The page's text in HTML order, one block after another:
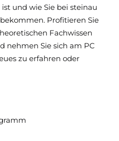
und wie Sie bei steinau
Profitieren Sie
Fachwissen
nehmen Sie sich am PC
zu erfahren oder